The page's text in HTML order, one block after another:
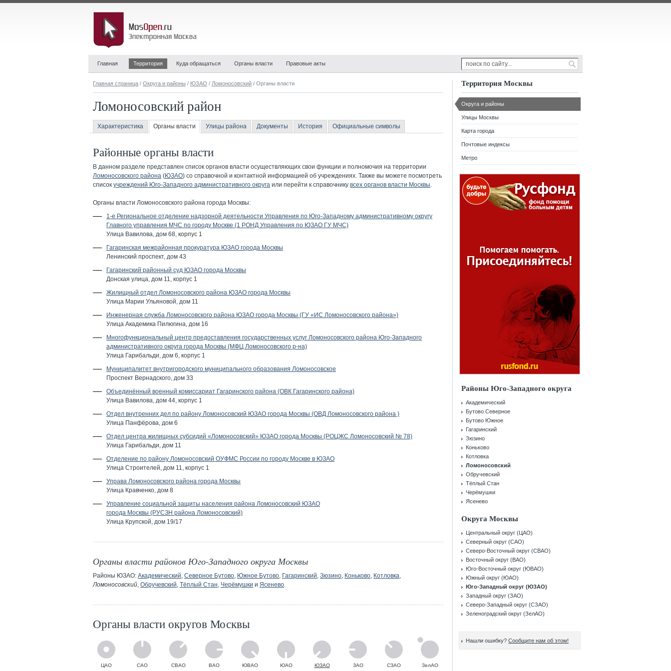
Главная Территория Куда обращаться Органы власти Правовые акты
Главная страница / Округа и районы / ЮЗАО / Ломоносовский / Органы власти
Ломоносовский район
Характеристика Органы власти Улицы района Документы История Официальные символы
Районные органы власти
В данном разделе представлен список органов власти осуществляющих свои функции и полномочия на территории
Ломоносовского района (ЮЗАО) со справочной и контактной информацией об учреждениях. Также вы можете посмотреть
список учреждений Юго-Западного административного округа или перейти к справочнику всех органов власти Москвы.
Органы власти Ломоносовского района города Москвы:
1-е Региональное отделение надзорной деятельности Управления по Юго-Западному административному округу
Главного управления МЧС по городу Москве (1 РОНД Управления по ЮЗАО ГУ МЧС)
Улица Вавилова, дом 68, корпус 1
Гагаринская межрайонная прокуратура ЮЗАО города Москвы
Ленинский проспект, дом 43
Гагаринский районный суд ЮЗАО города Москвы
Донская улица, дом 11, корпус 1
Жилищный отдел Ломоносовского района ЮЗАО города Москвы
Улица Марии Ульяновой, дом 11
Инженерная служба Ломоносовского района ЮЗАО города Москвы (ГУ «ИС Ломоносовского района»)
Улица Академика Пилюгина, дом 16
Многофункциональный центр предоставления государственных услуг Ломоносовского района Юго-Западного
административного округа города Москвы (МФЦ Ломоносовского р-на)
Улица Гарибальди, дом 6, корпус 1
Муниципалитет внутригородского муниципального образования Ломоносовское
Проспект Вернадского, дом 33
Объединённый военный комиссариат Гагаринского района (ОВК Гагаринского района)
Улица Вавилова, дом 44, корпус 1
Отдел внутренних дел по району Ломоносовский ЮЗАО города Москвы (ОВД Ломоносовского района )
Улица Панфёрова, дом 6
Отдел центра жилищных субсидий «Ломоносовский» ЮЗАО города Москвы (РОЦЖС Ломоносовский № 78)
Улица Гарибальди, дом 11
Отделение по району Ломоносовский ОУФМС России по городу Москве в ЮЗАО
Улица Строителей, дом 11, корпус 1
Управа Ломоносовского района города Москвы
Улица Кравченко, дом 8
Управление социальной защиты населения района Ломоносовский ЮЗАО
города Москвы (РУСЗН района Ломоносовский)
Улица Крупской, дом 19/17
Органы власти районов Юго-Западного округа Москвы
Районы ЮЗАО: Академический, Северное Бутово, Южное Бутово, Гагаринский, Зюзино, Коньково, Котловка,
Ломоносовский, Обручевский, Тёплый Стан, Черёмушки и Ясенево.
Органы власти округов Москвы
ЦАО САО СВАО ВАО ЮВАО ЮАО ЮЗАО ЗАО СЗАО ЗелАО
Территория Москвы
Округа и районы
Улицы Москвы
Карта города
Почтовые индексы
Метро
Районы Юго-Западного округа
Академический
Бутово Северное
Бутово Южное
Гагаринский
Зюзино
Коньково
Котловка
Ломоносовский
Обручевский
Тёплый Стан
Черёмушки
Ясенево
Округа Москвы
Центральный округ (ЦАО)
Северный округ (САО)
Северо-Восточный округ (СВАО)
Восточный округ (ВАО)
Юго-Восточный округ (ЮВАО)
Южный округ (ЮАО)
Юго-Западный округ (ЮЗАО)
Западный округ (ЗАО)
Северо-Западный округ (СЗАО)
Зеленоградский округ (ЗелАО)
Нашли ошибку? Сообщите нам об этом!